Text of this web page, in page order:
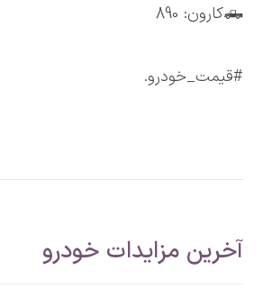
🛻کارون: 890
#قیمت_خودرو.
آخرین مزایدات خودرو